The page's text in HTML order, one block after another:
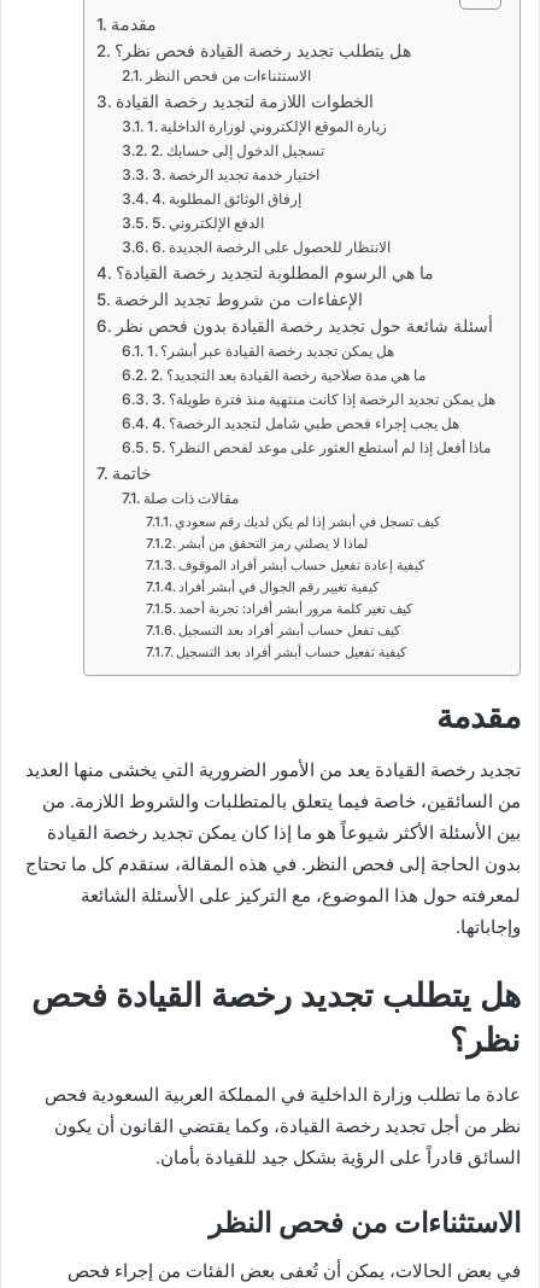
مقدمة
هل يتطلب تجديد رخصة القيادة فحص نظر؟
الاستثناءات من فحص النظر
الخطوات اللازمة لتجديد رخصة القيادة
1. زيارة الموقع الإلكتروني لوزارة الداخلية
2. تسجيل الدخول إلى حسابك
3. اختيار خدمة تجديد الرخصة
4. إرفاق الوثائق المطلوبة
5. الدفع الإلكتروني
6. الانتظار للحصول على الرخصة الجديدة
ما هي الرسوم المطلوبة لتجديد رخصة القيادة؟
الإعفاءات من شروط تجديد الرخصة
أسئلة شائعة حول تجديد رخصة القيادة بدون فحص نظر
1. هل يمكن تجديد رخصة القيادة عبر أبشر؟
2. ما هي مدة صلاحية رخصة القيادة بعد التجديد؟
3. هل يمكن تجديد الرخصة إذا كانت منتهية منذ فترة طويلة؟
4. هل يجب إجراء فحص طبي شامل لتجديد الرخصة؟
5. ماذا أفعل إذا لم أستطع العثور على موعد لفحص النظر؟
خاتمة
مقالات ذات صلة
كيف تسجل في أبشر إذا لم يكن لديك رقم سعودي
لماذا لا يصلني رمز التحقق من أبشر
كيفية إعادة تفعيل حساب أبشر أفراد الموقوف
كيفية تغيير رقم الجوال في أبشر أفراد
كيف تغير كلمة مرور أبشر أفراد: تجربة أحمد
كيف تفعل حساب أبشر أفراد بعد التسجيل
كيفية تفعيل حساب أبشر أفراد بعد التسجيل
مقدمة
تجديد رخصة القيادة يعد من الأمور الضرورية التي يخشى منها العديد
من السائقين، خاصة فيما يتعلق بالمتطلبات والشروط اللازمة. من
بين الأسئلة الأكثر شيوعاً هو ما إذا كان يمكن تجديد رخصة القيادة
بدون الحاجة إلى فحص النظر. في هذه المقالة، سنقدم كل ما تحتاج
لمعرفته حول هذا الموضوع، مع التركيز على الأسئلة الشائعة
وإجاباتها.
هل يتطلب تجديد رخصة القيادة فحص
نظر؟
عادة ما تطلب وزارة الداخلية في المملكة العربية السعودية فحص
نظر من أجل تجديد رخصة القيادة، وكما يقتضي القانون أن يكون
السائق قادراً على الرؤية بشكل جيد للقيادة بأمان.
الاستثناءات من فحص النظر
في بعض الحالات، يمكن أن تُعفى بعض الفئات من إجراء فحص